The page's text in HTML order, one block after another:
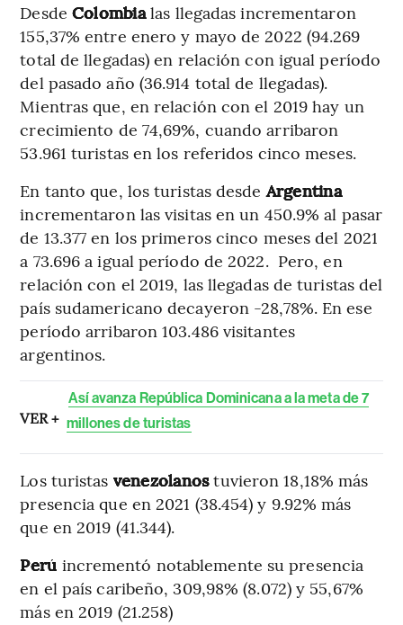
Desde Colombialas llegadas incrementaron
155,37% entre enero y mayo de 2022 (94.269
total de llegadas) en relación con igual período
del pasado año (36.914 total de llegadas).
Mientras que, en relación con el 2019 hay un
crecimiento de 74,69%, cuando arribaron
53.961 turistas en los referidos cinco meses.
En tanto que, los turistas desdeArgentina
incrementaron las visitas en un 450.9% al pasar
de 13.377 en los primeros cinco meses del 2021
a 73.696 a igual período de 2022. Pero, en
relación con el 2019, las llegadas de turistas del
país sudamericano decayeron -28,78%. En ese
período arribaron 103.486 visitantes
argentinos.
VER +
Así avanza República Dominicana a la meta de 7
millones de turistas
Los turistas venezolanostuvieron 18,18% más
presencia que en 2021 (38.454) y 9.92% más
que en 2019 (41.344).
Perú incrementó notablemente su presencia
en el país caribeño, 309,98% (8.072) y 55,67%
más en 2019 (21.258)